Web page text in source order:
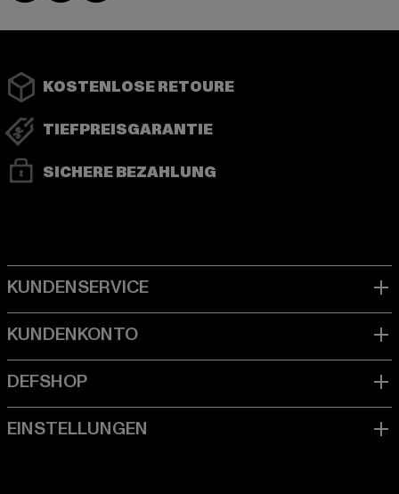
KOSTENLOSE RETOURE
TIEFPREISGARANTIE
SICHERE BEZAHLUNG